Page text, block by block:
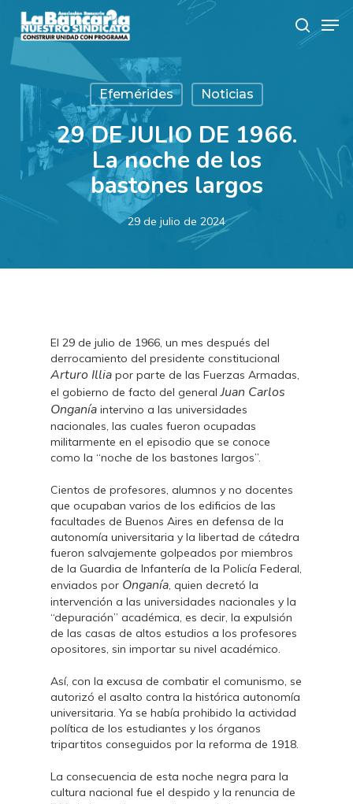
main
content
search
Efemérides Noticias
29 DE JULIO DE 1966.
La noche de los
bastones largos
29 de julio de 2024
El 29 de julio de 1966, un mes después del
derrocamiento del presidente constitucional
Arturo Illia por parte de las Fuerzas Armadas,
el gobierno de facto del generalJuan Carlos
Onganía intervino a las universidades
nacionales, las cuales fueron ocupadas
militarmente en el episodio que se conoce
como la “noche de los bastones largos”.
Cientos de profesores, alumnos y no docentes
que ocupaban varios de los edificios de las
facultades de Buenos Aires en defensa de la
autonomía universitaria y la libertad de cátedra
fueron salvajemente golpeados por miembros
de la Guardia de Infantería de la Policía Federal,
enviados por Onganía, quien decretó la
intervención a las universidades nacionales y la
“depuración” académica, es decir, la expulsión
de las casas de altos estudios a los profesores
opositores, sin importar su nivel académico.
Así, con la excusa de combatir el comunismo, se
autorizó el asalto contra la histórica autonomía
universitaria. Ya se había prohibido la actividad
política de los estudiantes y los órganos
tripartitos conseguidos por la reforma de 1918.
La consecuencia de esta noche negra para la
cultura nacional fue el despido y la renuncia de